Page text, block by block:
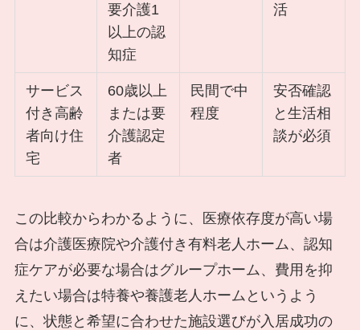
要介護1
以上の認
知症
活
サービス
付き高齢
者向け住
宅
60歳以上
または要
介護認定
者
民間で中
程度
安否確認
と生活相
談が必須
この比較からわかるように、医療依存度が高い場
合は介護医療院や介護付き有料老人ホーム、認知
症ケアが必要な場合はグループホーム、費用を抑
えたい場合は特養や養護老人ホームというよう
に、状態と希望に合わせた施設選びが入居成功の